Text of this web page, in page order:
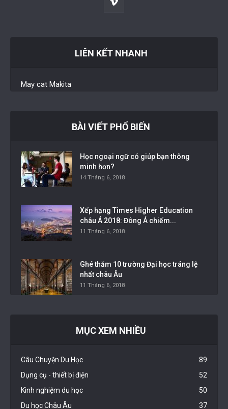
LIÊN KẾT NHANH
May cat Makita
BÀI VIẾT PHỔ BIẾN
Học ngoại ngữ có giúp bạn thông
minh hơn?
14 Tháng 6, 2018
Xếp hạng Times Higher Education
châu Á 2018: Đông Á chiếm...
11 Tháng 6, 2018
Ghé thăm 10 trường Đại học tráng lệ
nhất châu Âu
11 Tháng 6, 2018
MỤC XEM NHIỀU
Câu Chuyện Du Học
89
Dụng cụ - thiết bị điện
52
Kinh nghiệm du học
50
Du học Châu Âu
37